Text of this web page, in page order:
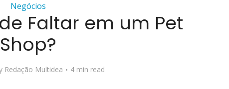
Negócios
Faltar em um Pet
Shop?
Redação Multidea 4 min read